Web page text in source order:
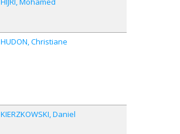
HUDON Christiane
KIERZKOWSKI Daniel